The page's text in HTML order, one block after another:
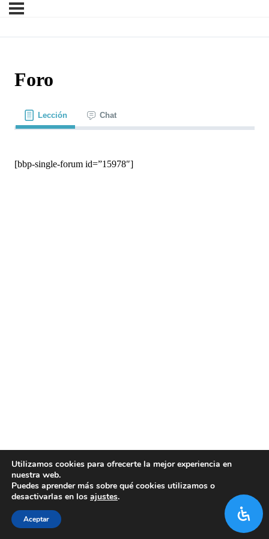
Foro
Lección Chat
[bbp-single-forum id=”15978″]
Utilizamos cookies para ofrecerte la mejor experiencia en
nuestra web.
Puedes aprender más sobre qué cookies utilizamos o
desactivarlas en los ajustes.
Aceptar